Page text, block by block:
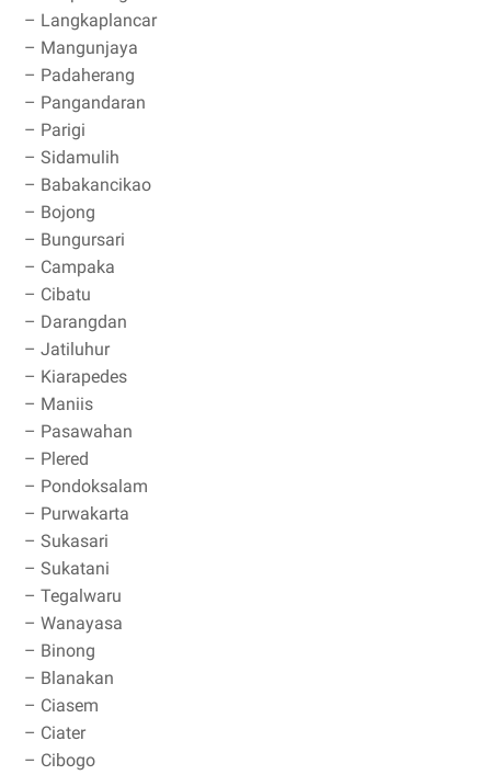
– Langkaplancar
– Mangunjaya
– Padaherang
– Pangandaran
– Parigi
– Sidamulih
– Babakancikao
– Bojong
– Bungursari
– Campaka
– Cibatu
– Darangdan
– Jatiluhur
– Kiarapedes
– Maniis
– Pasawahan
– Plered
– Pondoksalam
– Purwakarta
– Sukasari
– Sukatani
– Tegalwaru
– Wanayasa
– Binong
– Blanakan
– Ciasem
– Ciater
– Cibogo